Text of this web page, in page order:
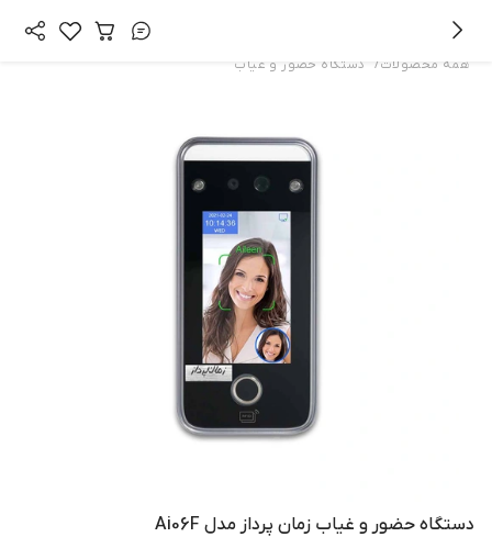
همه محصولات/ دستگاه حضور و غیاب
دستگاه حضور و غیاب زمان پرداز مدل Ai06F